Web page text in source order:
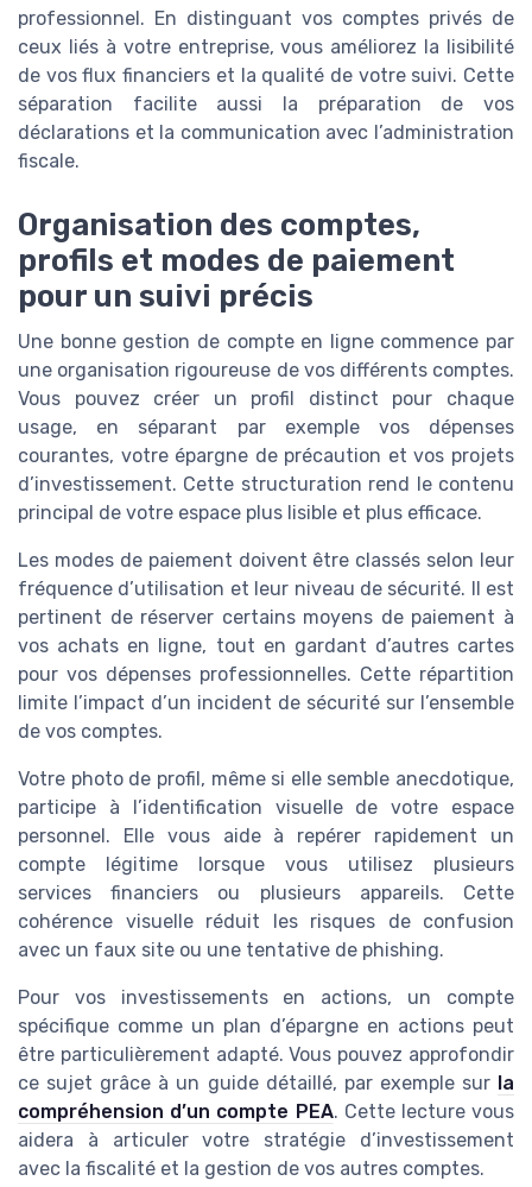
professionnel. En distinguant vos comptes privés de
ceux liés à votre entreprise, vous améliorez la lisibilité
de vos flux financiers et la qualité de votre suivi. Cette
séparation facilite aussi la préparation de vos
déclarations et la communication avec l’administration
fiscale.
Organisation des comptes,
profils et modes de paiement
pour un suivi précis
Une bonne gestion de compte en ligne commence par
une organisation rigoureuse de vos différents comptes.
Vous pouvez créer un profil distinct pour chaque
usage, en séparant par exemple vos dépenses
courantes, votre épargne de précaution et vos projets
d’investissement. Cette structuration rend le contenu
principal de votre espace plus lisible et plus efficace.
Les modes de paiement doivent être classés selon leur
fréquence d’utilisation et leur niveau de sécurité. Il est
pertinent de réserver certains moyens de paiement à
vos achats en ligne, tout en gardant d’autres cartes
pour vos dépenses professionnelles. Cette répartition
limite l’impact d’un incident de sécurité sur l’ensemble
de vos comptes.
Votre photo de profil, même si elle semble anecdotique,
participe à l’identification visuelle de votre espace
personnel. Elle vous aide à repérer rapidement un
compte légitime lorsque vous utilisez plusieurs
services financiers ou plusieurs appareils. Cette
cohérence visuelle réduit les risques de confusion
avec un faux site ou une tentative de phishing.
Pour vos investissements en actions, un compte
spécifique comme un plan d’épargne en actions peut
être particulièrement adapté. Vous pouvez approfondir
ce sujet grâce à un guide détaillé, par exemple sur la
compréhension d’un compte PEA. Cette lecture vous
aidera à articuler votre stratégie d’investissement
avec la fiscalité et la gestion de vos autres comptes.